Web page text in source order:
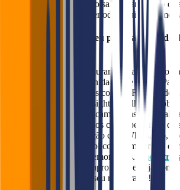
operação da cozinha e do salão, garantindo
agradável, mesmo em períodos mais
Pronto para iniciar o seu planejamento de
Com esse guia, seu restaurante estará pronto
máximo todas as oportunidades de 2025.
seus clientes, ferramentas como o Falaê
A plataforma oferece insights detalhados sobre
cliente, permitindo criar campanhas
fidelização. Com recursos como pesquisas de
automatizadas e integração com WhatsApp,
diretamente com seu público e otimizar sua
para todas as datas comemorativas.
sem compromisso e veja
otimizar a estratégia do seu restaurante!